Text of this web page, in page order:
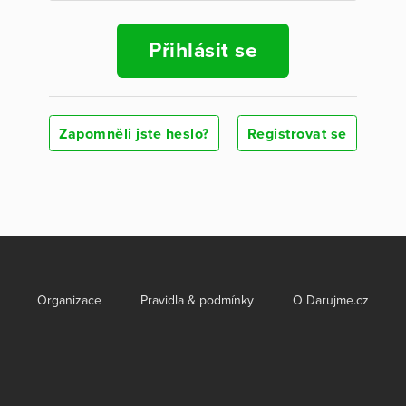
Přihlásit se
Zapomněli jste heslo? Registrovat se
Organizace Pravidla & podmínky O Darujme.cz